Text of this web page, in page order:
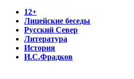
12+
Лицейские беседы
Русский Север
Литература
История
И.С.Фрадков